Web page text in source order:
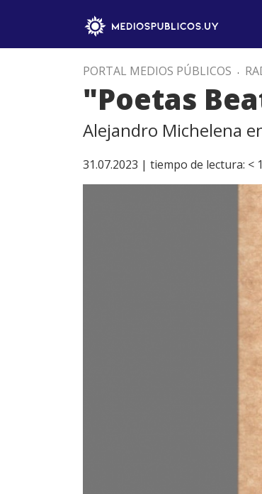
PORTAL MEDIOS PÚBLICOS .
"Poetas
Alejandro Michelena
31.07.2023 | tiempo de lectura: < 1